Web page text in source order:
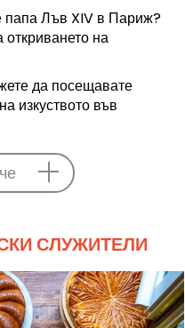
папа Лъв XIV в Париж?
откриването на
да посещавате
изкуството във
СЛУЖИТЕЛИ